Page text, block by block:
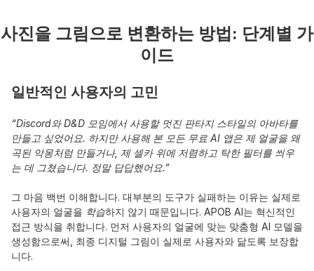
사진을 그림으로 변환하는 방법: 단계별 가
이드
일반적인 사용자의 고민
“Discord와 D&D 모임에서 사용할 멋진 판타지 스타일의 아바타를
만들고 싶었어요. 하지만 사용해 본 모든 무료 AI 앱은 제 얼굴을 왜
곡된 악몽처럼 만들거나, 제 셀카 위에 저렴하고 탁한 필터를 씌우
는 데 그쳤습니다. 정말 답답했어요.”
그 마음 백번 이해합니다. 대부분의 도구가 실패하는 이유는 실제로
사용자의 얼굴을 학습하지 않기 때문입니다. APOB AI는 혁신적인
접근 방식을 취합니다. 먼저 사용자의 얼굴에 맞는 맞춤형 AI 모델을
생성함으로써, 최종 디지털 그림이 실제로 사용자와 닮도록 보장합
니다.